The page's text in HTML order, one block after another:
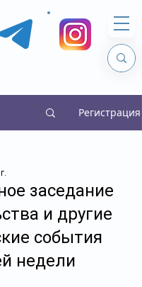
Регистрация
заседание
и другие
события
недели